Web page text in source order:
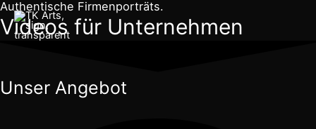
Zum
Inhalt
springen
Authentische Firmenporträts.
Videos für Unternehmen
Unser Angebot